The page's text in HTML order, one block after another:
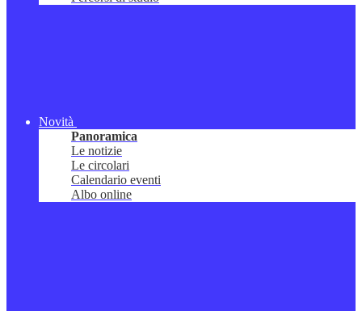
Novità
Panoramica
Le notizie
Le circolari
Calendario eventi
Albo online